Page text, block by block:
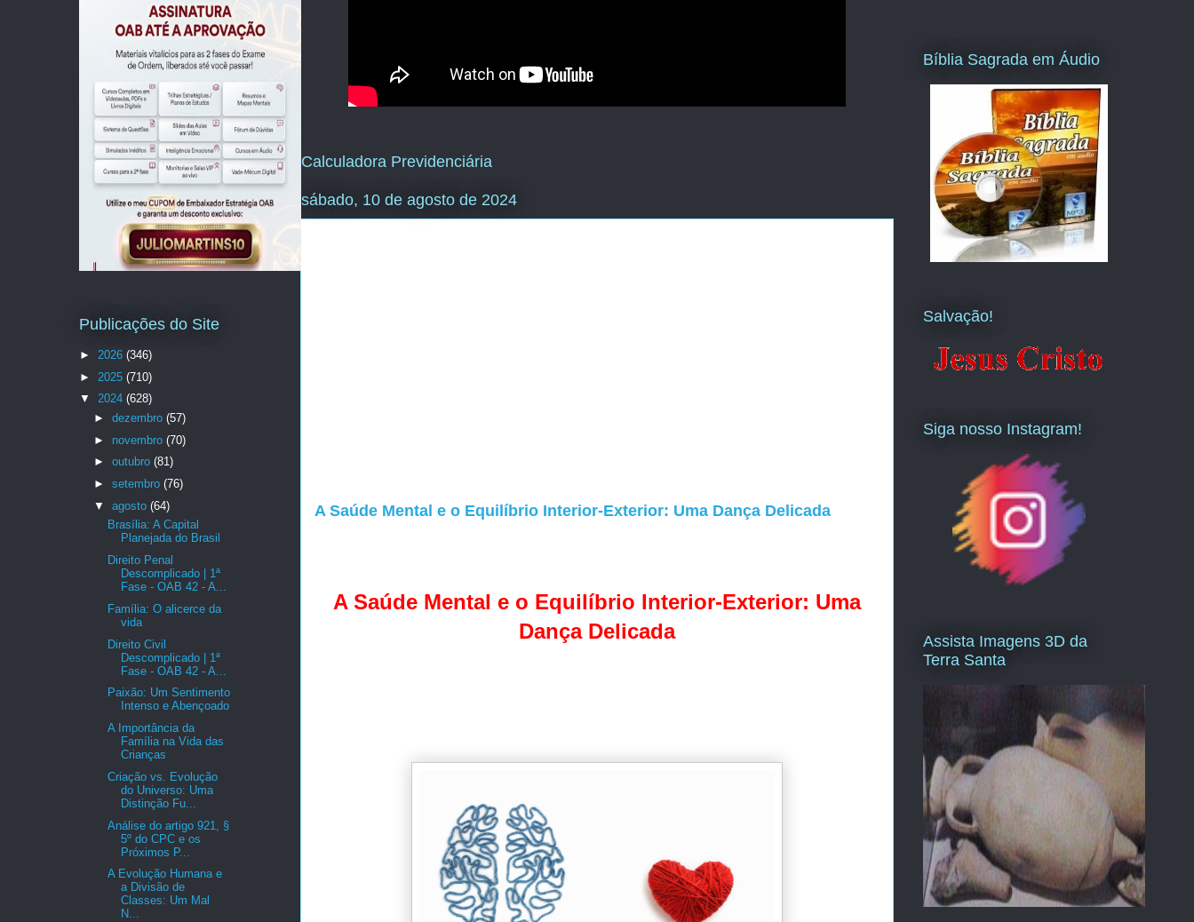
Calculadora Previdenciária
sábado, 10 de agosto de 2024
A Saúde Mental e o Equilíbrio Interior-Exterior: Uma Dança Delicada
A Saúde Mental e o Equilíbrio Interior-Exterior: Uma
Dança Delicada
Publicações do Site
► 2026 (346)
► 2025 (710)
▼ 2024 (628)
► dezembro (57)
► novembro (70)
► outubro (81)
► setembro (76)
▼ agosto (64)
Brasília: A Capital
Planejada do Brasil
Direito Penal
Descomplicado | 1ª
Fase - OAB 42 - A...
Família: O alicerce da
vida
Direito Civil
Descomplicado | 1ª
Fase - OAB 42 - A...
Paixão: Um Sentimento
Intenso e Abençoado
A Importância da
Família na Vida das
Crianças
Criação vs. Evolução
do Universo: Uma
Distinção Fu...
Análise do artigo 921, §
5º do CPC e os
Próximos P...
A Evolução Humana e
a Divisão de
Classes: Um Mal
N...
Bíblia Sagrada em Áudio
Salvação!
Siga nosso Instagram!
Assista Imagens 3D da
Terra Santa